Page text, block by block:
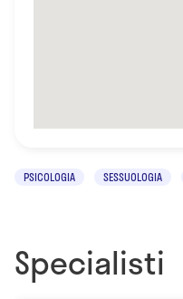
PSICOLOGIA SESSUOLOGIA
Specialisti